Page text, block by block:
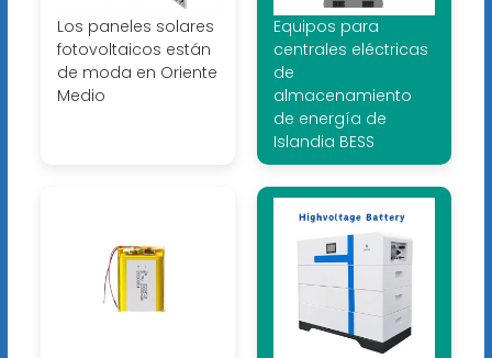
Los paneles solares
fotovoltaicos están
de moda en Oriente
Medio
Equipos para
centrales eléctricas
de
almacenamiento
de energía de
Islandia BESS